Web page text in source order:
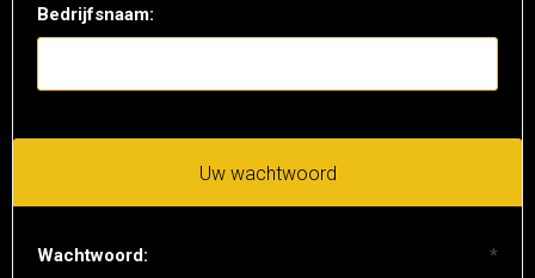
Bedrijfsnaam:
Uw wachtwoord
Wachtwoord: *